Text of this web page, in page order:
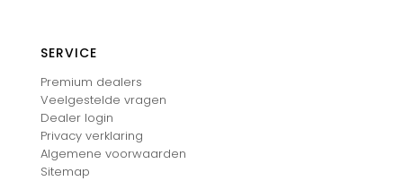
SERVICE
Premium dealers
Veelgestelde vragen
Dealer login
Privacy verklaring
Algemene voorwaarden
Sitemap